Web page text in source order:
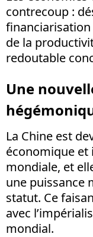
contrecoup :
de la
redoutable
Une
La Chine est
économique et
mondiale, et
une puissance
statut. Ce
avec
mondial.